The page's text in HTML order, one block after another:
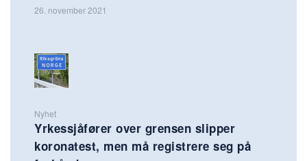
26. november 2021
Nyhet
Yrkessjåfører over grensen slipper
koronatest, men må registrere seg på